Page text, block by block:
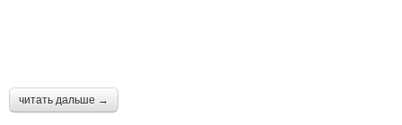
читать дальше →